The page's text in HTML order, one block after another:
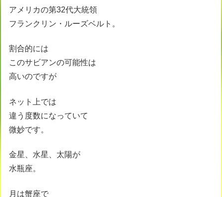
アメリカの第32代大統領
フランクリン・ルーズベルト。
割合的には
このサビアンの可能性は
高いのですが
ネット上では
違う度数になっていて
微妙です。
金星、水星、太陽が
水瓶座。
月は蟹座で